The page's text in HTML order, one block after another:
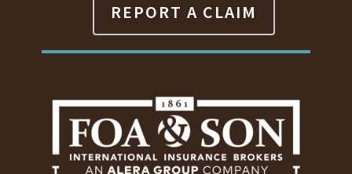
REPORT A CLAIM